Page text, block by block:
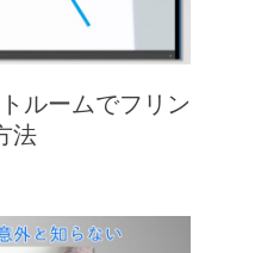
ルームでフリン
法